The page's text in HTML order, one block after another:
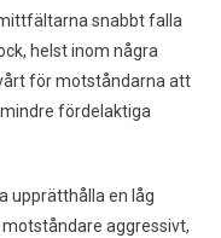
snabbt falla
helst inom några
för motståndarna att
fördelaktiga
upprätthålla en låg
aggressivt,